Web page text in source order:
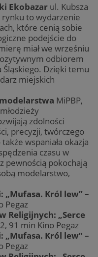
Ekobazar ul. Kubsza
rynku to wydarzenie
które cenią sobie
podejście do
miał we wrześniu
odbiorem
Śląskiego. Dzięki temu
miejskich
MiPBP,
zdolności
precyzji, twórczego
wspaniała okazja
czasu w
pewnością pokochają
modelarstwo,
„Mufasa. Król lew” –
Pegaz
Religijnych: „Serce
91 min Kino Pegaz
„Mufasa. Król lew” –
Pegaz